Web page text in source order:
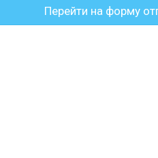
Перейти на форму